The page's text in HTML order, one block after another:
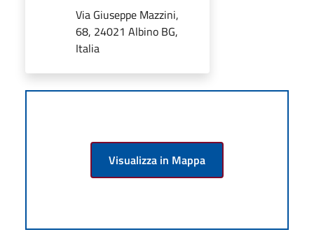
Via Giuseppe Mazzini,
68, 24021 Albino BG,
Italia
Visualizza in Mappa